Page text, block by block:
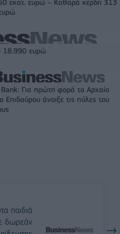
εκατ. ευρώ – Καθαρά κέρδη 313
18.990 ευρώ
Για πρώτη φορά το Αρχαίο
Επιδαύρου άνοιξε τις πύλες του
παιδιά
δωρεάν